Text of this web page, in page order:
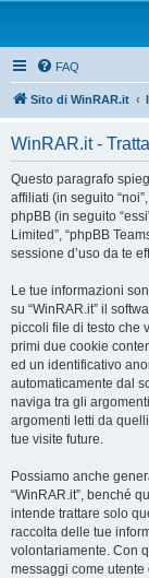
FAQ
Sito di WinRAR.it
WinRAR.it -
Questo paragrafo
affiliati (in seguito
phpBB (in seguito
Limited”, “phpBB
sessione d’uso da te
Le tue informazioni
su “WinRAR.it” il
piccoli file di testo che
primi due cookie
ed un identificativo
automaticamente dal
naviga tra gli
argomenti letti da
tue visite future.
Possiamo anche
“WinRAR.it”, benché
intende trattare solo
raccolta delle tue
volontariamente. Con
messaggi come utente